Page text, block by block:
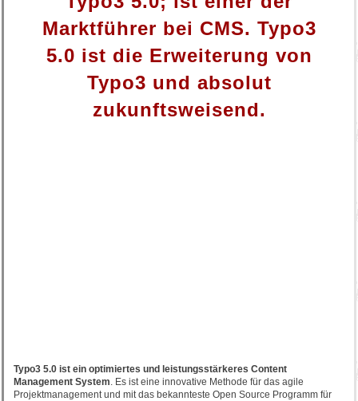
Marktführer bei CMS. Typo3
5.0 ist die Erweiterung von
Typo3 und absolut
zukunftsweisend.
Typo3 5.0 ist ein optimiertes und leistungsstärkeres Content
Management System. Es ist eine innovative Methode für das agile
Projektmanagement und mit das bekannteste Open Source Programm für